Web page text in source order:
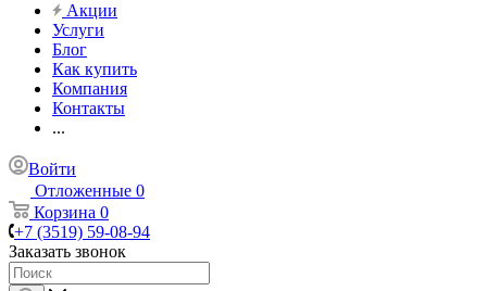
Акции
Услуги
Блог
Как купить
Компания
Контакты
...
Войти
Отложенные 0
Корзина 0
+7 (3519) 59-08-94
Заказать звонок